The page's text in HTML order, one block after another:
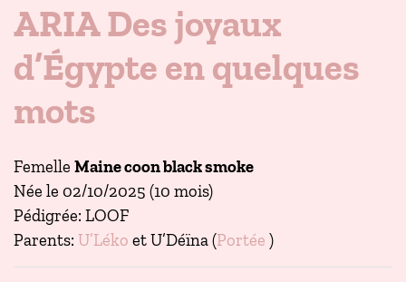
ARIA Des joyaux
d’Égypte en quelques
mots
Femelle Maine coon black smoke
Née le 02/10/2025 (10 mois)
Pédigrée: LOOF
Parents: U’Léko et U’Déïna (Portée )